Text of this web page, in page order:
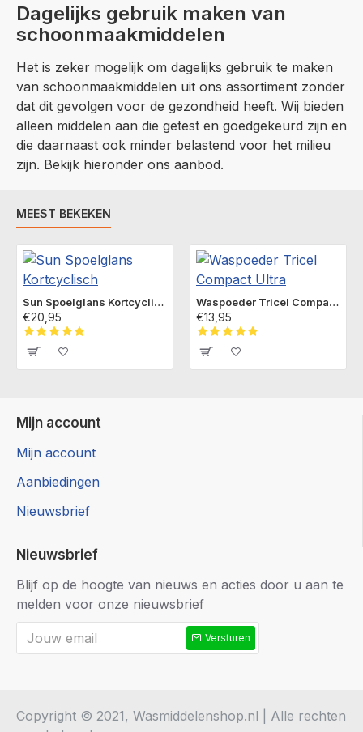
Dagelijks gebruik maken van
schoonmaakmiddelen
Het is zeker mogelijk om dagelijks gebruik te maken
van schoonmaakmiddelen uit ons assortiment zonder
dat dit gevolgen voor de gezondheid heeft. Wij bieden
alleen middelen aan die getest en goedgekeurd zijn en
die daarnaast ook minder belastend voor het milieu
zijn. Bekijk hieronder ons aanbod.
MEEST BEKEKEN
Sun Spoelglans Kortcyclisch
€20,95
Waspoeder Tricel Compact Ultra
€13,95
Mijn account
Mijn account
Aanbiedingen
Nieuwsbrief
Nieuwsbrief
Blijf op de hoogte van nieuws en acties door u aan te
melden voor onze nieuwsbrief
Versturen
Copyright © 2021, Wasmiddelenshop.nl | Alle rechten